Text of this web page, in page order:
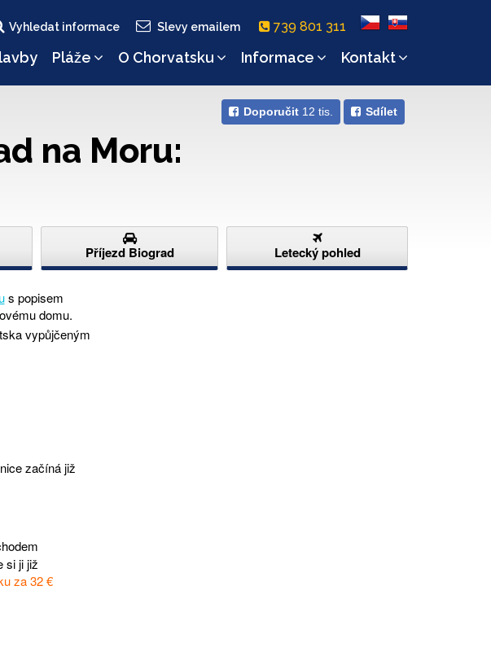
Vyhledat informace Slevy emailem 739 801 311
Pláže O Chorvatsku Informace Kontakt
Doporučit 12 tis. Sdílet
na Moru:
Příjezd Biograd Letecký pohled
s popisem
domu.
vypůjčeným
začíná již
si ji již
za 32 €